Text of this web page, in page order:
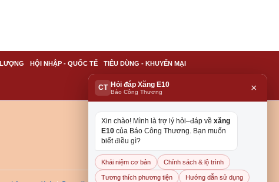
HỘI NHẬP - QUỐC TẾ TIÊU DÙNG - KHUYẾN MẠI
CT Hỏi đáp Xăng E10
Báo Công Thương ×
Xin chào! Mình là trợ lý hỏi–đáp về xăng
E10 của Báo Công Thương. Bạn muốn
biết điều gì?
Khái niệm cơ bản Chính sách & lộ trình
Tương thích phương tiện Hướng dẫn sử dụng